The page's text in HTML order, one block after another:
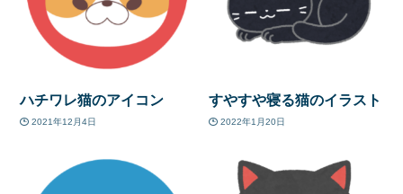
ハチワレ猫のアイコン
2021年12月4日
すやすや寝る猫のイラスト
2022年1月20日